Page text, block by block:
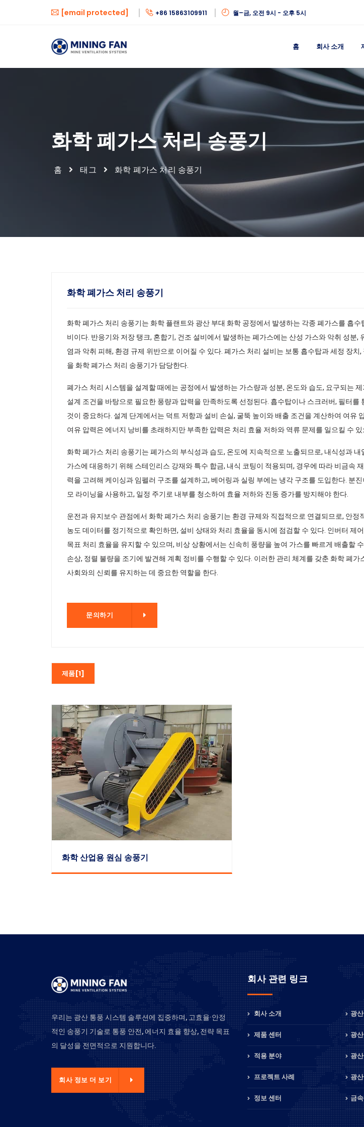
[email protected] +86 15863109911 월–금, 오전 9시 - 오후 5시
홈 회사 소개
화학 폐가스 처리 송풍기
홈 태그 화학 폐가스 처리 송풍기
화학 폐가스 처리 송풍기
화학 폐가스 처리 송풍기는 화학 플랜트와 광산 부대 화학 공정에서 발생하는 각종 폐가스를 흡
비이다. 반응기와 저장 탱크, 혼합기, 건조 설비에서 발생하는 폐가스에는 산성 가스와 악취 성분
염과 악취 피해, 환경 규제 위반으로 이어질 수 있다. 폐가스 처리 설비는 보통 흡수탑과 세정 장
을 화학 폐가스 처리 송풍기가 담당한다.
폐가스 처리 시스템을 설계할 때에는 공정에서 발생하는 가스량과 성분, 온도와 습도, 요구되는
설계 조건을 바탕으로 필요한 풍량과 압력을 만족하도록 선정된다. 흡수탑이나 스크러버, 필터
것이 중요하다. 설계 단계에서는 덕트 저항과 설비 손실, 굴뚝 높이와 배출 조건을 계산하여 여
여유 압력은 에너지 낭비를 초래하지만 부족한 압력은 처리 효율 저하와 역류 문제를 일으킬 수
화학 폐가스 처리 송풍기는 폐가스의 부식성과 습도, 온도에 지속적으로 노출되므로, 내식성과
가스에 대응하기 위해 스테인리스 강재와 특수 합금, 내식 코팅이 적용되며, 경우에 따라 비금속
력을 고려해 케이싱과 임펠러 구조를 설계하고, 베어링과 실링 부에는 냉각 구조를 도입한다. 분
모 라이닝을 사용하고, 일정 주기로 내부를 청소하여 효율 저하와 진동 증가를 방지해야 한다.
운전과 유지보수 관점에서 화학 폐가스 처리 송풍기는 환경 규제와 직접적으로 연결되므로, 안
농도 데이터를 정기적으로 확인하면, 설비 상태와 처리 효율을 동시에 점검할 수 있다. 인버터
목표 처리 효율을 유지할 수 있으며, 비상 상황에서는 신속히 풍량을 높여 가스를 빠르게 배출할
손상, 정렬 불량을 조기에 발견해 계획 정비를 수행할 수 있다. 이러한 관리 체계를 갖춘 화학 폐
사회와의 신뢰를 유지하는 데 중요한 역할을 한다.
문의하기
제품[1]
화학 산업용 원심 송풍기
우리는 광산 통풍 시스템 솔루션에 집중하며, 고효율·안정
적인 송풍기 기술로 통풍 안전, 에너지 효율 향상, 전략 목표
의 달성을 전면적으로 지원합니다.
회사 정보 더 보기
회사 관련 링크
회사 소개
제품 센터
적용 분야
프로젝트 사례
정보 센터
광
광
광
광
금